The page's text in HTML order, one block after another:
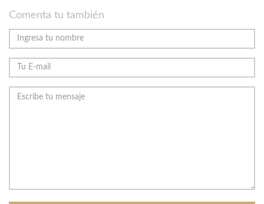
Comenta tu también